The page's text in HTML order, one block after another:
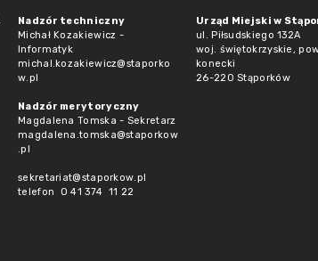
Nadzór techniczny
Michał Kozakiewicz -
Informatyk
michal.kozakiewicz@staporko
w.pl
Nadzór merytoryczny
Magdalena Tomska - Sekretarz
magdalena.tomska@staporkow
.pl
sekretariat@staporkow.pl
telefon 0 41 374 11 22
Urząd Miejski w
ul. Piłsudskiego 132A
woj. świętokrzyskie,
konecki
26-220 Stąporków